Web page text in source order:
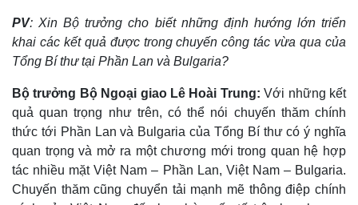
PV: Xin Bộ trưởng cho biết những định hướng lớn triển
khai các kết quả được trong chuyến công tác vừa qua của
Tổng Bí thư tại Phần Lan và Bulgaria?
Bộ trưởng Bộ Ngoại giao Lê Hoài Trung: Với những kết
quả quan trọng như trên, có thể nói chuyến thăm chính
thức tới Phần Lan và Bulgaria của Tổng Bí thư có ý nghĩa
quan trọng và mở ra một chương mới trong quan hệ hợp
tác nhiều mặt Việt Nam – Phần Lan, Việt Nam – Bulgaria.
Chuyến thăm cũng chuyển tải mạnh mẽ thông điệp chính